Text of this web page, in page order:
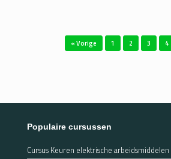
« Vorige 1 2 3 4
Populaire cursussen
Cursus Keuren elektrische